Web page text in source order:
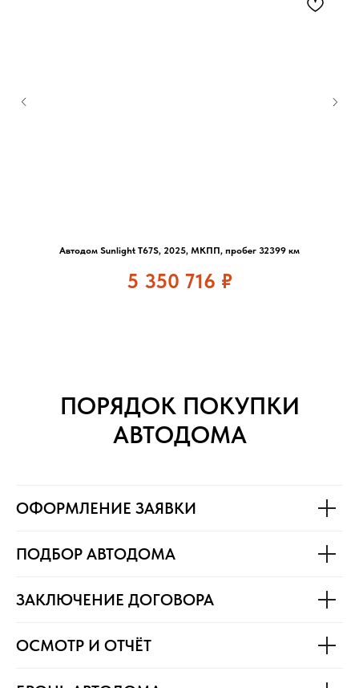
Автодом Sunlight T67S, 2025, МКПП, пробег 32399 км
5 350 716 ₽
ПОРЯДОК ПОКУПКИ
АВТОДОМА
ОФОРМЛЕНИЕ ЗАЯВКИ
ПОДБОР АВТОДОМА
ЗАКЛЮЧЕНИЕ ДОГОВОРА
ОСМОТР И ОТЧЁТ